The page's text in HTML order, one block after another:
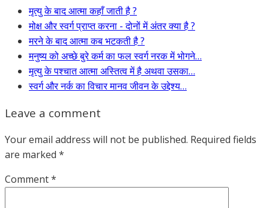
मृत्यु के बाद आत्मा कहाँ जाती है ?
मोक्ष और स्वर्ग प्राप्त करना - दोनों में अंतर क्या है ?
मरने के बाद आत्मा कब भटकती है ?
मनुष्य को अच्छे बुरे कर्म का फल स्वर्ग नरक में भोगने…
मृत्यु के पश्चात आत्मा अस्तित्व में है अथवा उसका…
स्वर्ग और नर्क का विचार मानव जीवन के उद्देश्य…
Leave a comment
Your email address will not be published. Required fields
are marked *
Comment*